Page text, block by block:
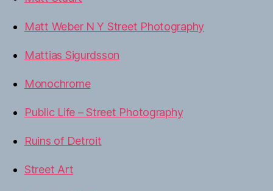
Matt Weber N Y Street Photography
Mattias Sigurdsson
Monochrome
Public Life – Street Photography
Ruins of Detroit
Street Art